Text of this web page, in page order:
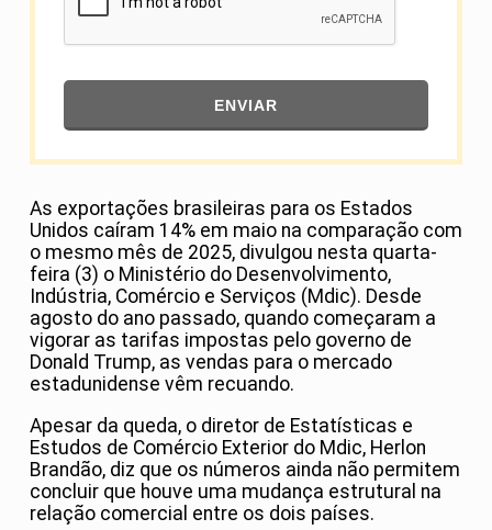
ENVIAR
As exportações brasileiras para os Estados
Unidos caíram 14% em maio na comparação com
o mesmo mês de 2025, divulgou nesta quarta-
feira (3) o Ministério do Desenvolvimento,
Indústria, Comércio e Serviços (Mdic). Desde
agosto do ano passado, quando começaram a
vigorar as tarifas impostas pelo governo de
Donald Trump, as vendas para o mercado
estadunidense vêm recuando.
Apesar da queda, o diretor de Estatísticas e
Estudos de Comércio Exterior do Mdic, Herlon
Brandão, diz que os números ainda não permitem
concluir que houve uma mudança estrutural na
relação comercial entre os dois países.